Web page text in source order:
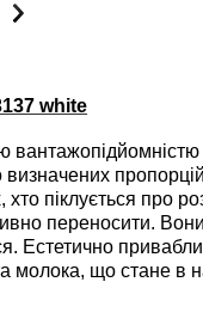
white
хто піклується про
переносити.
Естетично
що стане в